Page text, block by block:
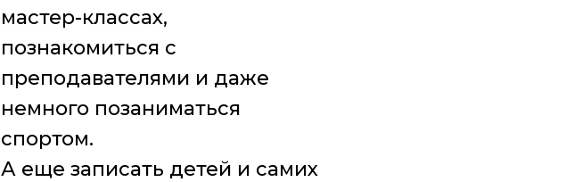
мастер-классах,
познакомиться с
преподавателями и даже
немного позаниматься
спортом.
А еще записать детей и самих